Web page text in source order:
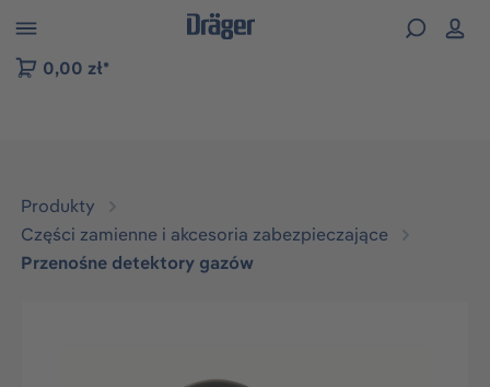
do nawigacji na platformie B2B
0,00 zł*
Produkty
Części zamienne i akcesoria zabezpieczające
Przenośne detektory gazów